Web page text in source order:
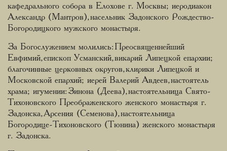
кафедрального собора в Елохове г. Москвы; иеродиакон
Александр (Мантров), насельник Задонского Рождество-
Богородицкого мужского монастыря.
За Богослужением молились: Преосвященнейший
Евфимий, епископ Усманский, викарий Липецкой епархии;
благочинные церковных округов, клирики Липецкой и
Московской епархий; иерей Валерий Авдеев, настоятель
храма; игумении: Зинона (Деева), настоятельница Свято-
Тихоновского Преображенского женского монастыря г.
Задонска, Арсения (Семенова), настоятельница
Богородице-Тихоновского (Тюнина) женского монастыря
г. Задонска.